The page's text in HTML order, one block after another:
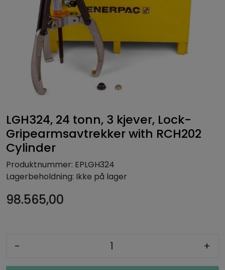
LGH324, 24 tonn, 3 kjever, Lock-
Gripearmsavtrekker with RCH202
Cylinder
Produktnummer: EPLGH324
Lagerbeholdning: Ikke på lager
98.565,00
- +
Vis priser inkl. mva.